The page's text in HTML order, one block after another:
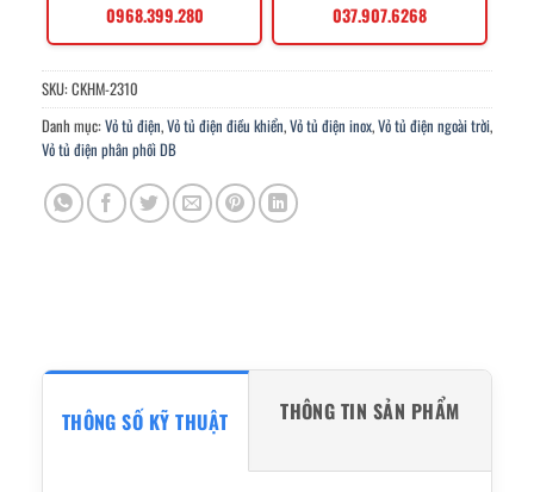
0968.399.280 037.907.6268
SKU: CKHM-2310
Danh mục: Vỏ tủ điện,Vỏ tủ điện điều khiển,Vỏ tủ điện inox,Vỏ tủ điện ngoài trời,
Vỏ tủ điện phân phối DB
THÔNG SỐ KỸ THUẬT THÔNG TIN SẢN PHẨM